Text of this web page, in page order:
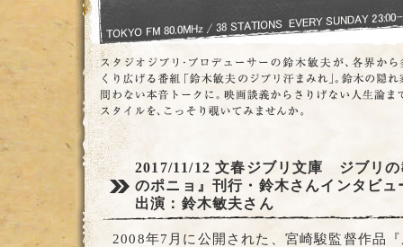
2017/11/12文春ジブリ文庫 ジブリの
のポニョ』刊行・鈴木さんインタビュ
出演：鈴木敏夫さん
2008年7月に公開された、宮崎駿監督作品